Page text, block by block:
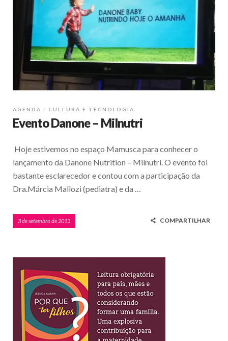
AGENDA CULTURA E TECNOLOGIA
Evento Danone – Milnutri
Hoje estivemos no espaço Mamusca para conhecer o
lançamento da Danone Nutrition – Milnutri. O evento foi
bastante esclarecedor e contou com a participação da
Dra.Márcia Mallozi (pediatra) e da …
3 de setembro de 2013 COMPARTILHAR